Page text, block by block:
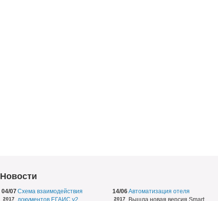
Новости
04/07
2017
Схема взаимодействия
документов ЕГАИС v2
14/06
2017
Автоматизация отеля
Вышла новая версия Smart